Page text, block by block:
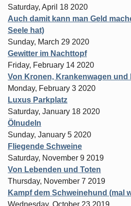
Saturday, April 18 2020
Auch damit kann man Geld
Seele hat)
Sunday, March 29 2020
Gewitter im Nachttopf
Friday, February 14 2020
Von Kronen, Krankenwagen und
Monday, February 3 2020
Luxus Parkplatz
Saturday, January 18 2020
Ölnudeln
Sunday, January 5 2020
Fliegende Schweine
Saturday, November 9 2019
Von Lebenden und Toten
Thursday, November 7 2019
Kampf dem Schweinehund (mal
Wednesday, October 23 2019